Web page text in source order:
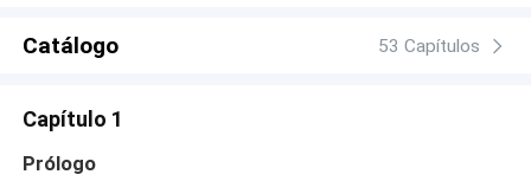
Catálogo 53 Capítulos
Capítulo 1
Prólogo